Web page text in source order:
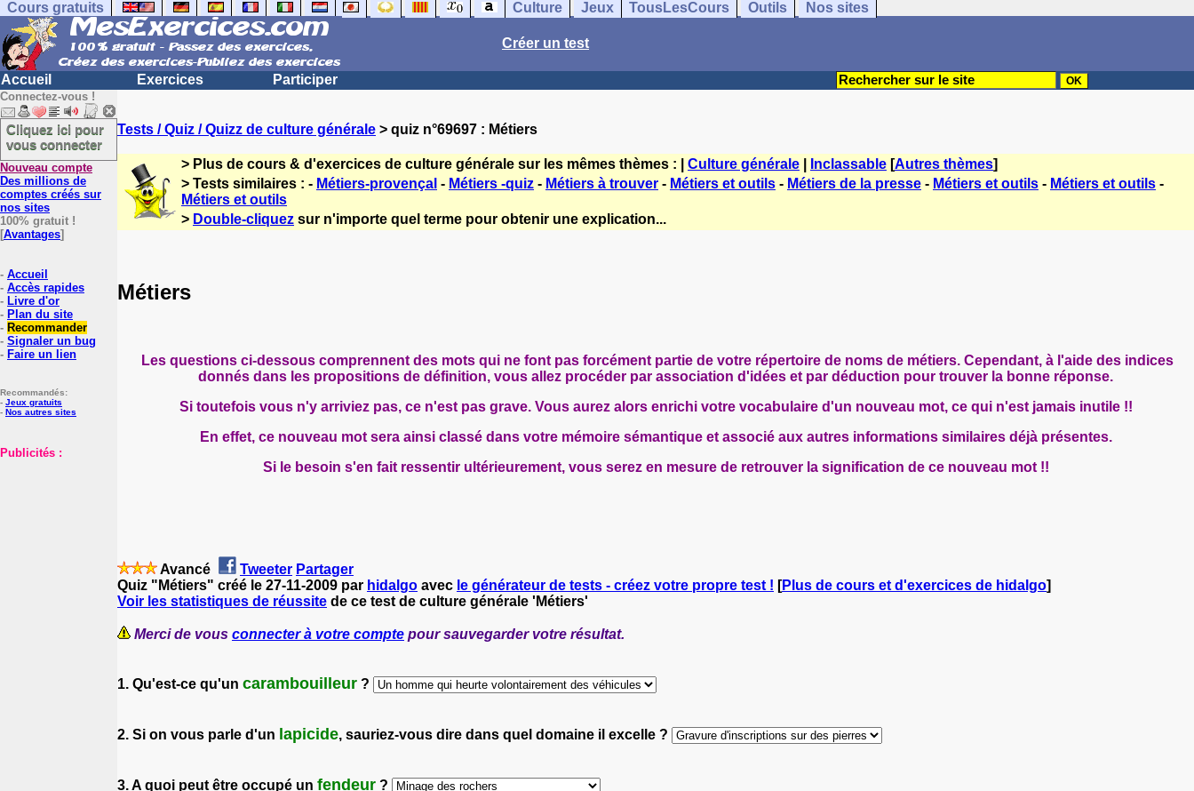
Cours gratuits Culture Jeux TousLesCours Outils Nos sites
Créer un test
Accueil Exercices Participer
Connectez-vous !
Cliquez ici pour
vous connecter
Nouveau compte
Des millions de
comptes créés sur
nos sites
100% gratuit !
[Avantages]
- Accueil
- Accès rapides
- Livre d'or
- Plan du site
- Recommander
- Signaler un bug
- Faire un lien
Recommandés:
- Jeux gratuits
- Nos autres sites
Publicités :
Tests / Quiz / Quizz de culture générale > quiz n°69697 : Métiers
> Plus de cours & d'exercices de culture générale sur les mêmes thèmes : | Culture générale Inclassable [Autres thèmes]
> Tests similaires : - Métiers-provençal - Métiers -quiz - Métiers à trouver - Métiers et outils - Métiers de la presse - Métiers et outils - Métiers et outils -
Métiers et outils
> Double-cliquez sur n'importe quel terme pour obtenir une explication...
Métiers
Les questions ci-dessous comprennent des mots qui ne font pas forcément partie de votre répertoire de noms de métiers. Cependant, à l'aide des indices
donnés dans les propositions de définition, vous allez procéder par association d'idées et par déduction pour trouver la bonne réponse.
Si toutefois vous n'y arriviez pas, ce n'est pas grave. Vous aurez alors enrichi votre vocabulaire d'un nouveau mot, ce qui n'est jamais inutile !!
En effet, ce nouveau mot sera ainsi classé dans votre mémoire sémantique et associé aux autres informations similaires déjà présentes.
Si le besoin s'en fait ressentir ultérieurement, vous serez en mesure de retrouver la signification de ce nouveau mot !!
Avancé Tweeter Partager
Quiz "Métiers" créé le 27-11-2009 par hidalgo avec le générateur de tests - créez votre propre test ! [Plus de cours et d'exercices de hidalgo]
Voir les statistiques de réussite de ce test de culture générale 'Métiers'
Merci de vous connecter à votre compte pour sauvegarder votre résultat.
1. Qu'est-ce qu'un carambouilleur ?
2. Si on vous parle d'un lapicide, sauriez-vous dire dans quel domaine il excelle ?
3. A quoi peut être occupé un fendeur ?